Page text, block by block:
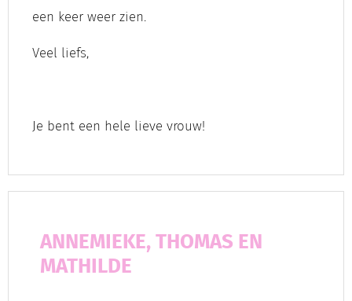
een keer weer zien.
Veel liefs,
Je bent een hele lieve vrouw!
ANNEMIEKE, THOMAS EN
MATHILDE